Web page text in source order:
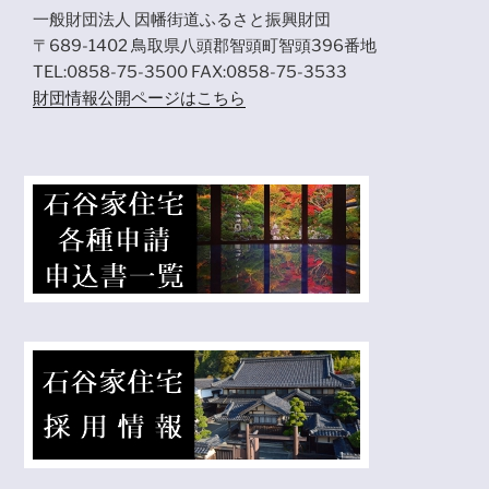
一般財団法人 因幡街道ふるさと振興財団
〒689-1402 鳥取県八頭郡智頭町智頭396番地
TEL:0858-75-3500 FAX:0858-75-3533
財団情報公開ページはこちら